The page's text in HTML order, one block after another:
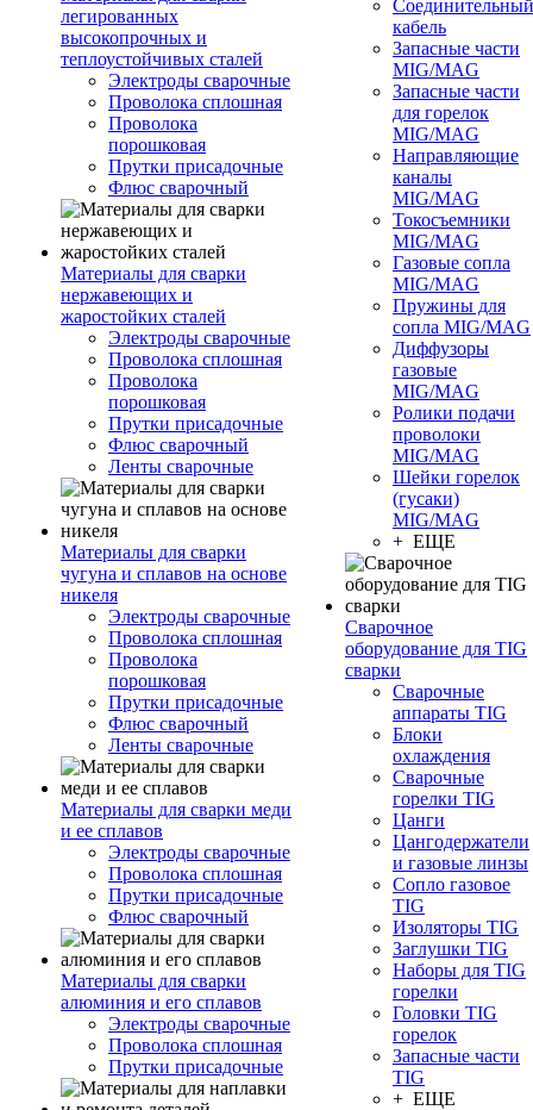
легированных
высокопрочных и
теплоустойчивых сталей
Электроды сварочные
Проволока сплошная
Проволока
порошковая
Прутки присадочные
Флюс сварочный
Материалы для сварки
нержавеющих и
жаростойких сталей
Электроды сварочные
Проволока сплошная
Проволока
порошковая
Прутки присадочные
Флюс сварочный
Ленты сварочные
Материалы для сварки
чугуна и сплавов на основе
никеля
Электроды сварочные
Проволока сплошная
Проволока
порошковая
Прутки присадочные
Флюс сварочный
Ленты сварочные
Материалы для сварки меди
и ее сплавов
Электроды сварочные
Проволока сплошная
Прутки присадочные
Флюс сварочный
Материалы для сварки
алюминия и его сплавов
Электроды сварочные
Проволока сплошная
Прутки присадочные
Соединительный
кабель
Запасные части
MIG/MAG
Запасные части
для горелок
MIG/MAG
Направляющие
каналы
MIG/MAG
Токосъемники
MIG/MAG
Газовые сопла
MIG/MAG
Пружины для
сопла MIG/MAG
Диффузоры
газовые
MIG/MAG
Ролики подачи
проволоки
MIG/MAG
Шейки горелок
(гусаки)
MIG/MAG
+ ЕЩЕ
Сварочное
оборудование для TIG
сварки
Сварочные
аппараты TIG
Блоки
охлаждения
Сварочные
горелки TIG
Цанги
Цангодержатели
и газовые линзы
Сопло газовое
TIG
Изоляторы TIG
Заглушки TIG
Наборы для TIG
горелки
Головки TIG
горелок
Запасные части
TIG
+ ЕЩЕ